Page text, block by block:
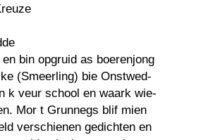
bin opgruid as boerenjong
(Smeerling) bie Onstwed-
k veur school en waark wie-
Mor t Grunnegs blif mien
verschienen gedichten en